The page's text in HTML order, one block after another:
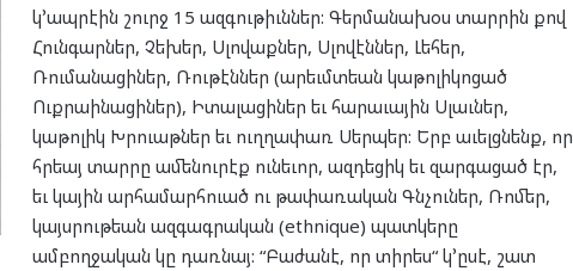
կ՚ապրէին շուրջ 15 ազգութիւններ: Գերմանախօս տարրին քով
Հունգարներ, Չեխեր, Սլովաքներ, Սլովէններ, Լեհեր,
Ռումանացիներ, Ռութէններ (արեւմտեան կաթոլիկոցած
Ուքրաինացիներ), Իտալացիներ եւ հարաւային Սլաւներ,
կաթոլիկ Խրուաթներ եւ ուղղափառ Սերպեր: Երբ աւելցնենք, որ
հրեայ տարրը ամենուրէք ունեւոր, ազդեցիկ եւ զարգացած էր,
եւ կային արհամարհուած ու թափառական Գնչուներ, Ռոմեր,
կայսրութեան ազգագրական (ethnique) պատկերը
ամբողջական կը դառնայ: “Բաժանէ, որ տիրես“ կ՚ըսէ, շատ